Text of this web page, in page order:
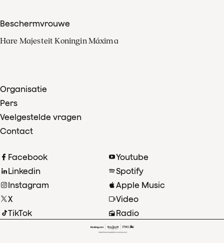
Beschermvrouwe
Hare Majesteit Koningin Máxima
Organisatie
Pers
Veelgestelde vragen
Contact
Facebook
Linkedin
Instagram
X
TikTok
Youtube
Spotify
Apple Music
Video
Radio